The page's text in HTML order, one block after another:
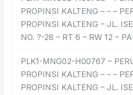
PROPINSI KALTENG – – –
PROPINSI KALTENG – JL.
NO. ?-28 – RT 6 – RW 12 –
PLK1-MNG02-H00767 –
PROPINSI KALTENG – – –
PROPINSI KALTENG – JL.